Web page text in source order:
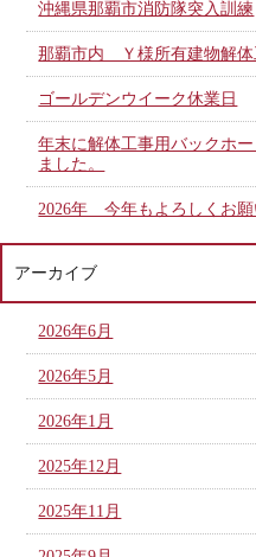
沖縄県那覇市消防隊突入訓練
那覇市内 Ｙ様所有建物解体
ゴールデンウイーク休業日
年末に解体工事用バックホ
ました。
2026年 今年もよろしくお願
アーカイブ
2026年6月
2026年5月
2026年1月
2025年12月
2025年11月